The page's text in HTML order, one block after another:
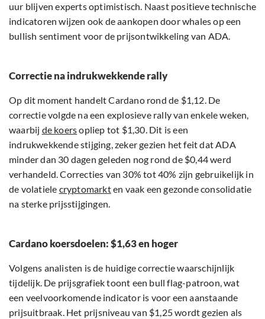
uur blijven experts optimistisch. Naast positieve technische
indicatoren wijzen ook de aankopen door whales op een
bullish sentiment voor de prijsontwikkeling van ADA.
Correctie na indrukwekkende rally
Op dit moment handelt Cardano rond de $1,12. De
correctie volgde na een explosieve rally van enkele weken,
waarbij de koersopliep tot $1,30. Dit is een
indrukwekkende stijging, zeker gezien het feit dat ADA
minder dan 30 dagen geleden nog rond de $0,44 werd
verhandeld. Correcties van 30% tot 40% zijn gebruikelijk in
de volatiele cryptomarkten vaak een gezonde consolidatie
na sterke prijsstijgingen.
Cardano koersdoelen: $1,63 en hoger
Volgens analisten is de huidige correctie waarschijnlijk
tijdelijk. De prijsgrafiek toont een bull flag-patroon, wat
een veelvoorkomende indicator is voor een aanstaande
prijsuitbraak. Het prijsniveau van $1,25 wordt gezien als